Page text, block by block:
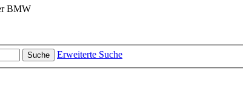
BMW
Suche Erweiterte Suche